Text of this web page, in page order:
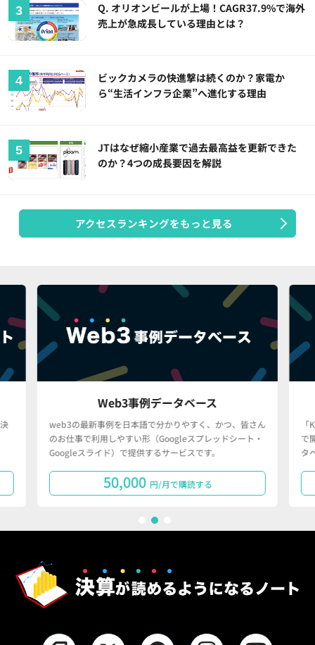
Q. オリオンビールが上場！CAGR37.9%で海外
売上が急成長している理由とは？
ビックカメラの快進撃は続くのか？家電か
ら“生活インフラ企業”へ進化する理由
JTはなぜ縮小産業で過去最高益を更新できた
のか？4つの成長要因を解説
アクセスランキングをもっと見る
Web3事例データベース
web3の最新事例を日本語で分かりやすく、かつ、皆さん
のお仕事で利用しやすい形（Googleスプレッドシート・
Googleスライド）で提供するサービスです。
50,000 円/月で購読する
で
タ